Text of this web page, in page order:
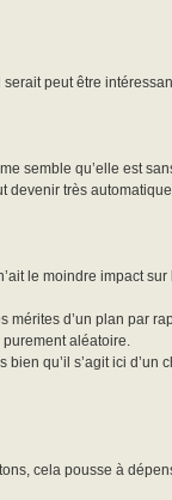
peut être
semble qu’elle est
devenir très
le moindre impact sur
d’un plan par
aléatoire.
qu’il s’agit ici
cela pousse à